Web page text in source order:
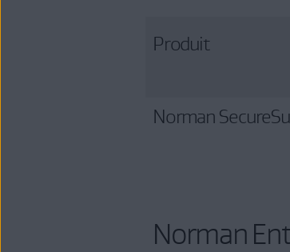
Produit
Norman
Norman